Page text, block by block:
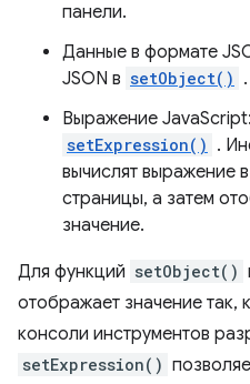
панели.
Данные в формате
JSON в setObject() .
Выражение
setExpression() .
вычислят выражение
страницы, а затем
значение.
Для функций setObject()
отображает значение так,
консоли инструментов
setExpression()